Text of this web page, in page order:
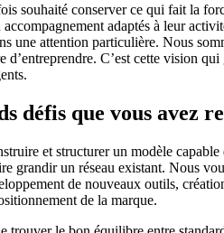
souhaité conserver ce qui fait la
adaptés à leur
une attention particulière. Nous
d’entreprendre. C’est cette vision
défis que vous avez
et structurer un modèle
grandir un réseau existant. Nous
de nouveaux outils,
de la marque.